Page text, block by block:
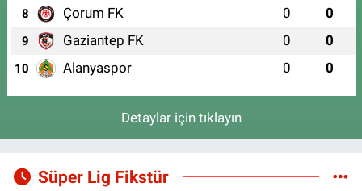
8 Çorum FK 0 0
9 Gaziantep FK 0 0
10 Alanyaspor 0 0
Detaylar için tıklayın
Süper Lig Fikstür